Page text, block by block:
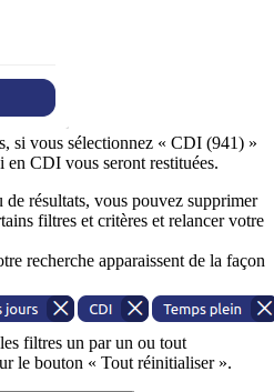
si vous sélectionnez « CDI (941) »
en CDI vous seront restituées.
de résultats, vous pouvez supprimer
filtres et critères et relancer votre
recherche apparaissent de la façon
filtres un par un ou tout
le bouton « Tout réinitialiser ».